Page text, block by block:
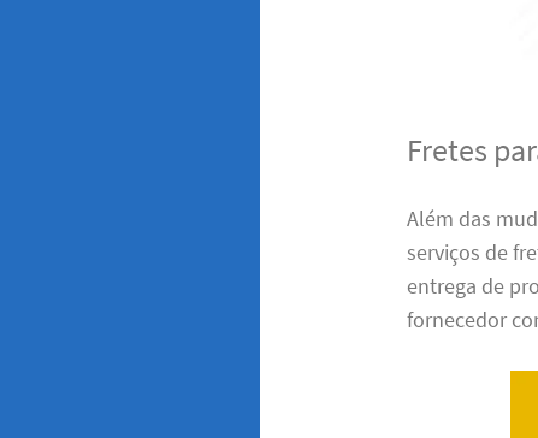
Fretes
Além das
serviços de
entrega de
fornecedor